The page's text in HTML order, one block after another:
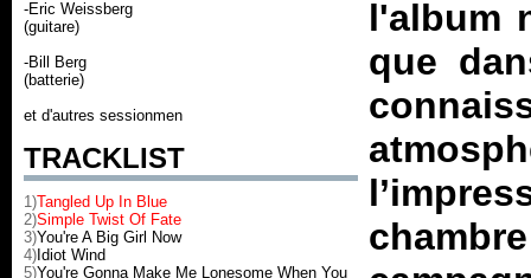
-Eric Weissberg
(guitare)
-Bill Berg
(batterie)
et d'autres sessionmen
TRACKLIST
1)Tangled Up In Blue
2)Simple Twist Of Fate
3)You're A Big Girl Now
4) Idiot Wind
5)You're Gonna Make Me Lonesome When You
l'album
que